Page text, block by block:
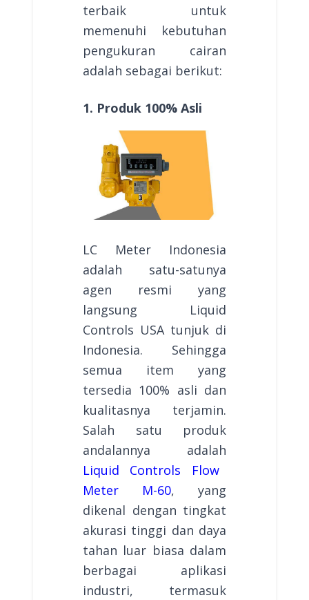
terbaik untuk
memenuhi kebutuhan
pengukuran cairan
adalah sebagai berikut:
1. Produk 100% Asli
LC Meter Indonesia
adalah satu-satunya
agen resmi yang
langsung Liquid
Controls USA tunjuk di
Indonesia. Sehingga
semua item yang
tersedia 100% asli dan
kualitasnya terjamin.
Salah satu produk
andalannya adalah
Liquid Controls Flow
Meter M-60, yang
dikenal dengan tingkat
akurasi tinggi dan daya
tahan luar biasa dalam
berbagai aplikasi
industri, termasuk